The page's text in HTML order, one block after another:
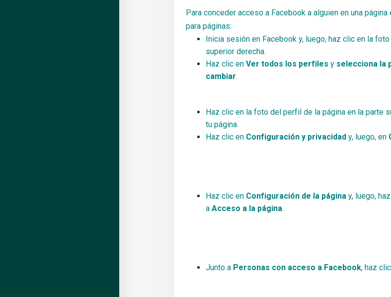
Para conceder acceso a Facebook a alguien en una
para páginas:
Inicia sesión en Facebook y, luego, haz clic en la
superior derecha.
Haz clic en Ver todos los perfiles y selecciona la
cambiar.
Haz clic en la foto del perfil de la página en la parte
tu página.
Haz clic en Configuración y privacidad y, luego, en
Haz clic en Configuración de la página y, luego,
a Acceso a la página.
Junto a Personas con acceso a Facebook, haz